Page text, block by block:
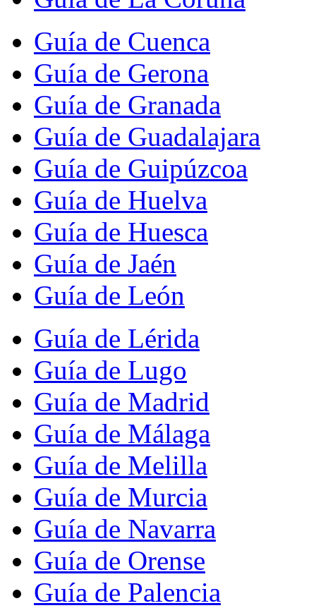
Guía de Cuenca
Guía de Gerona
Guía de Granada
Guía de Guadalajara
Guía de Guipúzcoa
Guía de Huelva
Guía de Huesca
Guía de Jaén
Guía de León
Guía de Lérida
Guía de Lugo
Guía de Madrid
Guía de Málaga
Guía de Melilla
Guía de Murcia
Guía de Navarra
Guía de Orense
Guía de Palencia